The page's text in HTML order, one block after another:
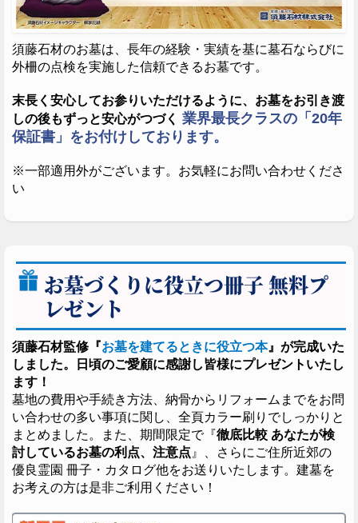
須藤石材のお墓は、長年の経験・実績を基に墓石ならびに
外柵の点検を実施した信頼できるお墓です。
末長く安心してお参りいただけるように、お墓をお引き渡
しの後もずっと安心がつづく 業界最長クラスの「20年
保証書」をお付けしております。
※一部適用外がございます。お気軽にお問い合わせくださ
い
お墓づくりに役立つ冊子 無料プ
レゼント
須藤石材監修『お墓を建てるときに役立つ本』が完成いた
しました。日頃のご愛顧に感謝し皆様にプレゼントいたし
ます！
墓地の費用や手続き方法、納骨からリフォームまでをお問
い合わせの多い事項に関し、全頁カラー刷りでしっかりと
まとめました。また、期間限定で『徹底比較 あなたが検
討しているお墓の利点、注意点 』、さらにご住所近郊の
優良霊園 冊子・カタログ他をお送りいたします。建墓を
お考えの方は是非ご利用ください！